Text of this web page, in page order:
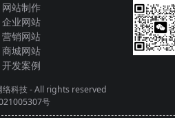
网站制作
企业网站
营销网站
商城网站
开发案例
络科技- All rights reserved
号